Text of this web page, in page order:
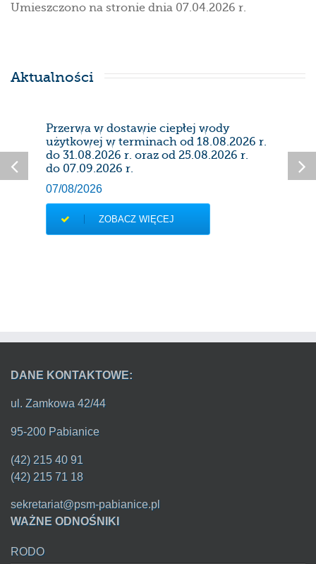
Umieszczono na stronie dnia 07.04.2026 r.
Aktualności
Przerwa w dostawie ciepłej wody
użytkowej w terminach od 18.08.2026 r.
do 31.08.2026 r. oraz od 25.08.2026 r.
do 07.09.2026 r.
07/08/2026
ZOBACZ WIĘCEJ
DANE KONTAKTOWE:
ul. Zamkowa 42/44
95-200 Pabianice
(42) 215 40 91
(42) 215 71 18
sekretariat@psm-pabianice.pl
WAŻNE ODNOŚNIKI
RODO